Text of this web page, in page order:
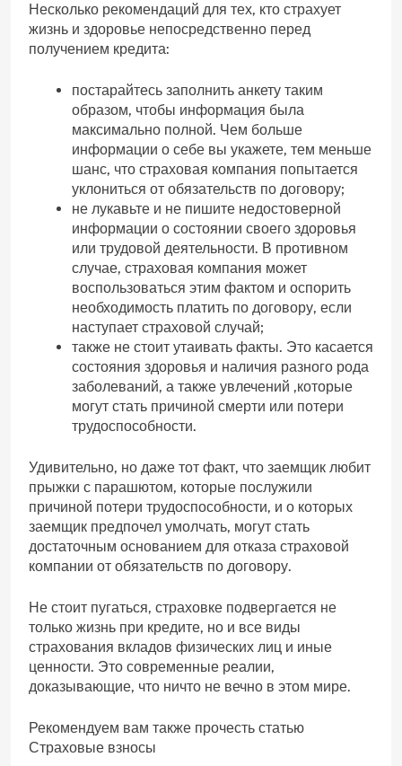
Несколько рекомендаций для тех, кто страхует
жизнь и здоровье непосредственно перед
получением кредита:
постарайтесь заполнить анкету таким
образом, чтобы информация была
максимально полной. Чем больше
информации о себе вы укажете, тем меньше
шанс, что страховая компания попытается
уклониться от обязательств по договору;
не лукавьте и не пишите недостоверной
информации о состоянии своего здоровья
или трудовой деятельности. В противном
случае, страховая компания может
воспользоваться этим фактом и оспорить
необходимость платить по договору, если
наступает страховой случай;
также не стоит утаивать факты. Это касается
состояния здоровья и наличия разного рода
заболеваний, а также увлечений ,которые
могут стать причиной смерти или потери
трудоспособности.
Удивительно, но даже тот факт, что заемщик любит
прыжки с парашютом, которые послужили
причиной потери трудоспособности, и о которых
заемщик предпочел умолчать, могут стать
достаточным основанием для отказа страховой
компании от обязательств по договору.
Не стоит пугаться, страховке подвергается не
только жизнь при кредите, но и все виды
страхования вкладов физических лиц и иные
ценности. Это современные реалии,
доказывающие, что ничто не вечно в этом мире.
Рекомендуем вам также прочесть статью
Страховые взносы